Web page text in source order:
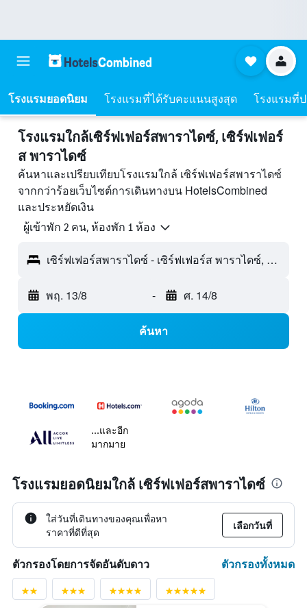
โรงแรมยอดนิยม โรงแรมที่ได้รับคะแนนสูงสุด โรงแรมที่
โรงแรมใกล้เซิร์ฟเฟอร์สพาราไดซ์, เซิร์ฟเฟอร์
ส พาราไดซ์
ค้นหาและเปรียบเทียบโรงแรมใกล้ เซิร์ฟเฟอร์สพาราไดซ์
จากกว่าร้อยเว็บไซต์การเดินทางบน HotelsCombined
และประหยัดเงิน
ผู้เข้าพัก 2 คน, ห้องพัก 1 ห้อง
เซิร์ฟเฟอร์สพาราไดซ์ - เซิร์ฟเฟอร์ส พาราไดซ์, QLD, ออสเตรเลีย
พฤ. 13/8 - ศ. 14/8
ค้นหา
...และอีก
มากมาย
โรงแรมยอดนิยมใกล้ เซิร์ฟเฟอร์สพาราไดซ์
ใส่วันที่เดินทางของคุณเพื่อหา
ราคาที่ดีที่สุด
เลือกวันที่
ตัวกรองโดยการจัดอันดับดาว ตัวกรองทั้งหมด